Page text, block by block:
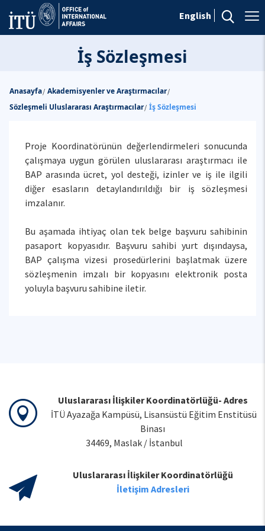
English
İş Sözleşmesi
Anasayfa/ Akademisyenler ve Araştırmacılar/
Sözleşmeli Uluslararası Araştırmacılar/ İş Sözleşmesi
Proje Koordinatörünün değerlendirmeleri sonucunda
çalışmaya uygun görülen uluslararası araştırmacı ile
BAP arasında ücret, yol desteği, izinler ve iş ile ilgili
diğer esasların detaylandırıldığı bir iş sözleşmesi
imzalanır.
Bu aşamada ihtiyaç olan tek belge başvuru sahibinin
pasaport kopyasıdır. Başvuru sahibi yurt dışındaysa,
BAP çalışma vizesi prosedürlerini başlatmak üzere
sözleşmenin imzalı bir kopyasını elektronik posta
yoluyla başvuru sahibine iletir.
Uluslararası İlişkiler Koordinatörlüğü- Adres
İTÜ Ayazağa Kampüsü, Lisansüstü Eğitim Enstitüsü
Binası
34469, Maslak / İstanbul
Uluslararası İlişkiler Koordinatörlüğü
İletişim Adresleri